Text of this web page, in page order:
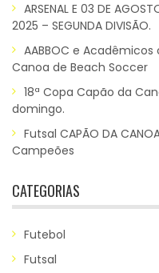
ARSENAL E 03 DE
2025 – SEGUNDA DIVISÃO.
AABBOC e
Canoa de Beach Soccer
18ª Copa Capão da
domingo.
Futsal CAPÃO DA
Campeões
CATEGORIAS
Futebol
Futsal